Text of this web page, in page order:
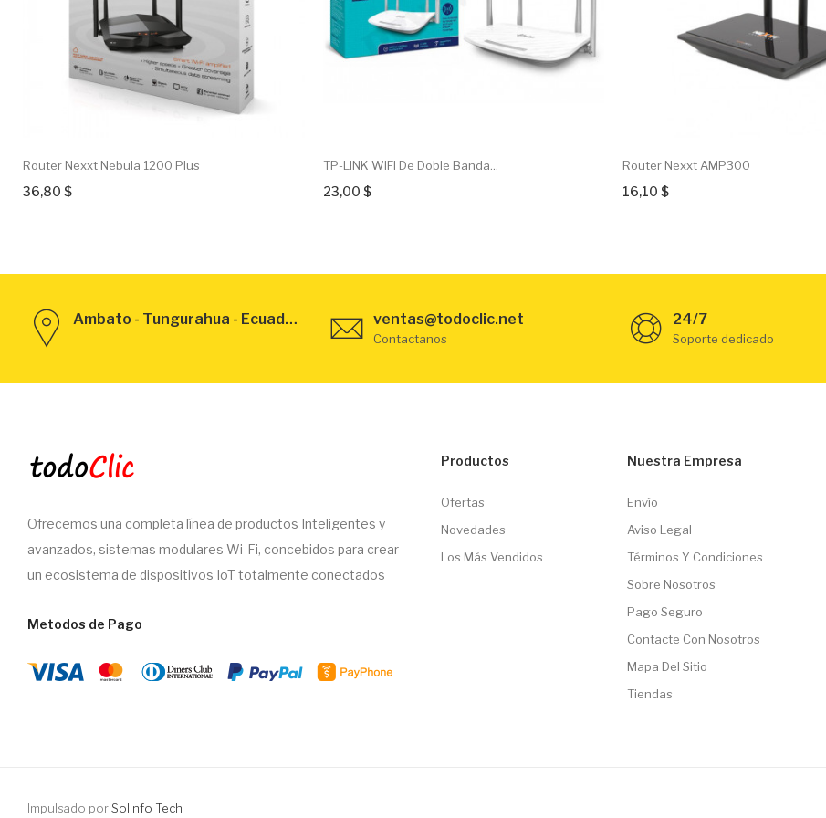
Router Nexxt Nebula 1200 Plus
36,80 $
TP-LINK WIFI De Doble Banda...
23,00 $
Router Nexxt AMP300
16,10 $
Ambato - Tungurahua - Ecuador ventas@todoclic.net
Contactanos
24/7
Soporte dedicado
Ofrecemos una completa línea de productos Inteligentes y
avanzados, sistemas modulares Wi-Fi, concebidos para crear
un ecosistema de dispositivos IoT totalmente conectados
Metodos de Pago
Productos
Ofertas
Novedades
Los Más Vendidos
Nuestra Empresa
Envío
Aviso Legal
Términos Y Condiciones
Sobre Nosotros
Pago Seguro
Contacte Con Nosotros
Mapa Del Sitio
Tiendas
Impulsado porSolinfo Tech